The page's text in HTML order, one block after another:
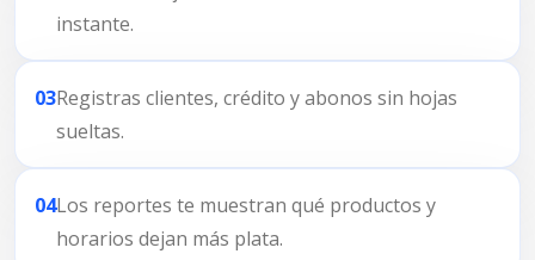
instante.
03Registras clientes, crédito y abonos sin hojas
sueltas.
04Los reportes te muestran qué productos y
horarios dejan más plata.